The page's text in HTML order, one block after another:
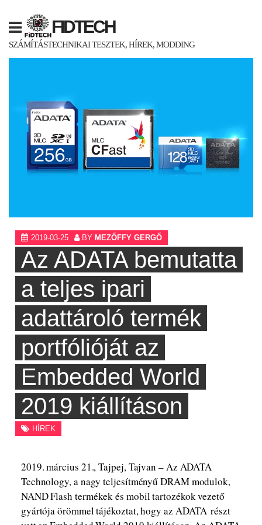
content
FIDTECH
SZÁMÍTÁSTECHNIKAI TESZTEK, HÍREK, MODDING
2019-03-25 BY MEZŐFFY GERGŐ
Az ADATA bemutatta
a teljes ipari
adattároló termék
portfólióját az
Embedded World
2019 kiállításon
HÍREK
2019. március 21., Tajpej, Tajvan – Az ADATA
Technology, a nagy teljesítményű DRAM modulok,
NAND Flash termékek és mobil tartozékok vezető
gyártója örömmel tájékoztat, hogy az ADATA részt